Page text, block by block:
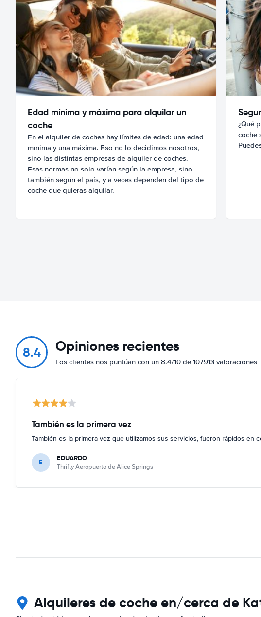
Edad mínima y máxima para alquilar un
coche
En el alquiler de coches hay límites de edad: una edad
mínima y una máxima. Eso no lo decidimos nosotros,
sino las distintas empresas de alquiler de coches.
Esas normas no solo varían según la empresa, sino
también según el país, y a veces dependen del tipo de
coche que quieras alquilar.
¿Qué
coche
8.4 Opiniones recientes
Los clientes nos puntúan con un 8.4/10 de 107913 valoraciones
También es la primera vez
También es la primera vez que utilizamos sus servicios, fueron rápidos en
E EDUARDO
Thrifty Aeropuerto de Alice Springs
Alquileres de coche en/cerca de